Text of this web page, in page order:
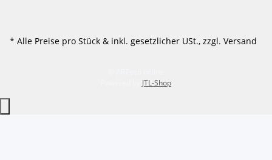
* Alle Preise pro Stück & inkl. gesetzlicher USt., zzgl. Versand
JTL-Shop